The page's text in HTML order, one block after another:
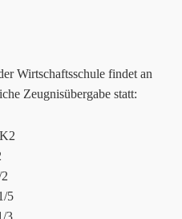
Wirtschaftsschule findet an
Zeugnisübergabe statt:
5
3